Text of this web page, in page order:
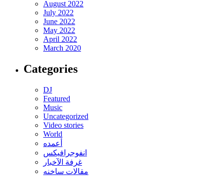
August 2022
July 2022
June 2022
May 2022
April 2022
March 2020
Categories
DJ
Featured
Music
Uncategorized
Video stories
World
أعمده
انفوجرافيكس
غرفة الآخبار
مقالات ساخنه